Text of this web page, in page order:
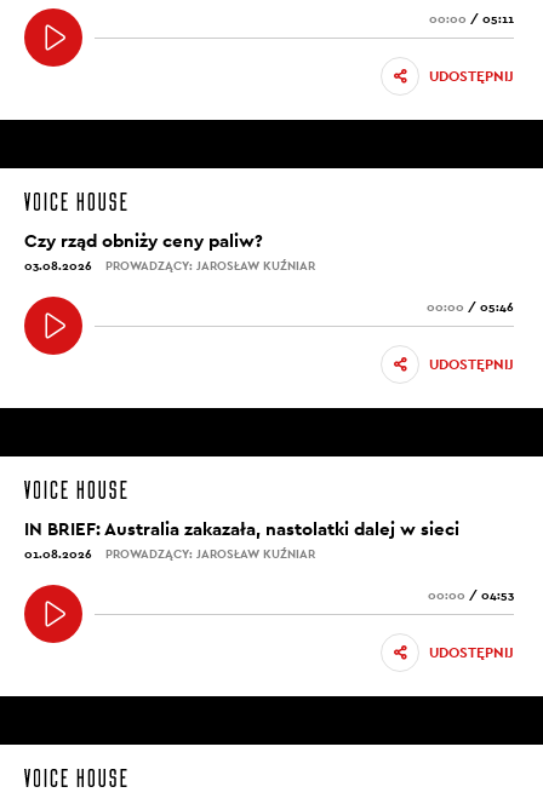
00:00 / 05:11
UDOSTĘPNIJ
Czy rząd obniży ceny paliw?
03.08.2026 PROWADZĄCY: JAROSŁAW KUŹNIAR
00:00 / 05:46
UDOSTĘPNIJ
IN BRIEF: Australia zakazała, nastolatki dalej w sieci
01.08.2026 PROWADZĄCY: JAROSŁAW KUŹNIAR
00:00 / 04:53
UDOSTĘPNIJ